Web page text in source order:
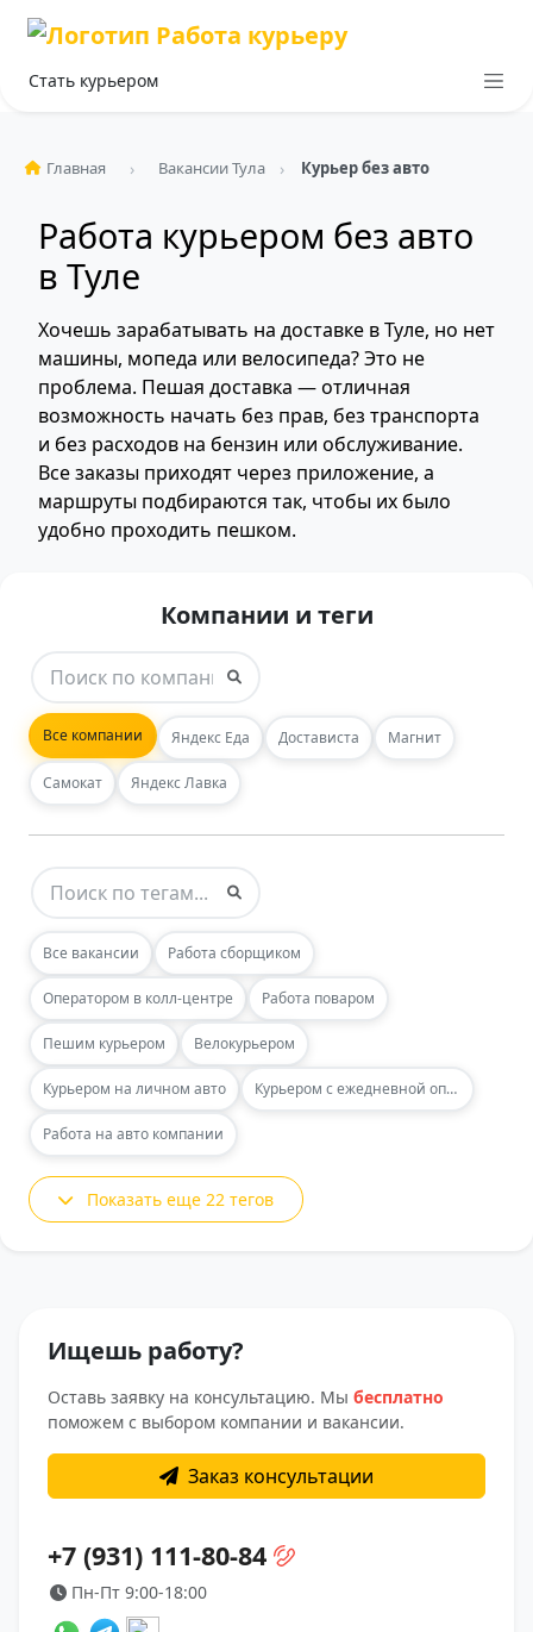
Стать курьером
Главная Вакансии Тула Курьер без авто
Работа курьером без авто
в Туле
Хочешь зарабатывать на доставке в Туле, но нет
машины, мопеда или велосипеда? Это не
проблема. Пешая доставка — отличная
возможность начать без прав, без транспорта
и без расходов на бензин или обслуживание.
Все заказы приходят через приложение, а
маршруты подбираются так, чтобы их было
удобно проходить пешком.
Компании и теги
Все компании Яндекс Еда Достависта Магнит
Самокат Яндекс Лавка
Все вакансии Работа сборщиком
Оператором в колл-центре Работа поваром
Пешим курьером Велокурьером
Курьером на личном авто Курьером с ежедневной оплатой
Работа на авто компании
Показать еще 22 тегов
Ищешь работу?
Оставь заявку на консультацию. Мы бесплатно
поможем с выбором компании и вакансии.
Заказ консультации
+7 (931) 111-80-84
Пн-Пт 9:00-18:00